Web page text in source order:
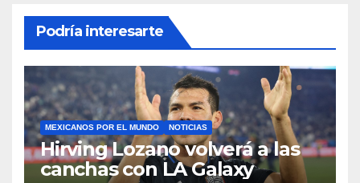
Podría interesarte
MEXICANOS POR EL MUNDO NOTICIAS
Hirving Lozano volverá a las
canchas con LA Galaxy